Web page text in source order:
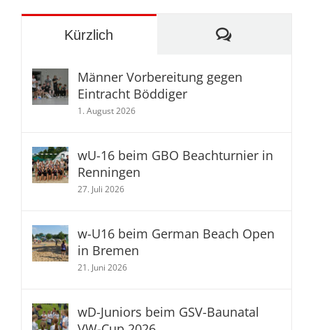
Kürzlich Kommentare
Männer Vorbereitung gegen
Eintracht Böddiger
1. August 2026
wU-16 beim GBO Beachturnier in
Renningen
27. Juli 2026
w-U16 beim German Beach Open
in Bremen
21. Juni 2026
wD-Juniors beim GSV-Baunatal